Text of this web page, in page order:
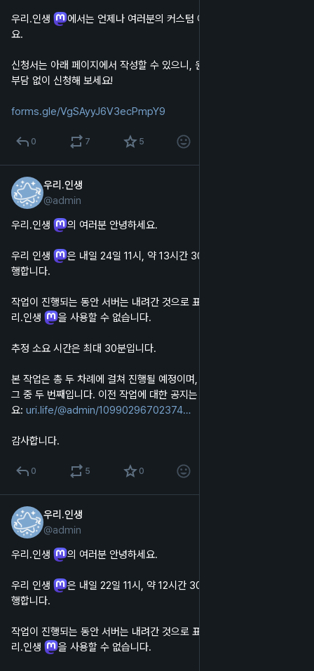
우리.인생
에서는 언제나 여러분의 커스텀 에모지를 신청받고 있어
요.
신청서는 아래 페이지에서 작성할 수 있으니, 원하는 에모지가 있었다면
부담 없이 신청해 보세요!
forms.gle/VgSAyyJ6V3ecPmpY9
0 7 5
우리.인생
@admin
우리.인생
의 여러분 안녕하세요.
우리 인생
은 내일 24일 11시, 약 13시간 30분 후에 서버 점검을 진
행합니다.
작업이 진행되는 동안 서버는 내려간 것으로 표시되며, 웹 및 앱에서 우
리.인생
을 사용할 수 없습니다.
추정 소요 시간은 최대 30분입니다.
본 작업은 총 두 차례에 걸쳐 진행될 예정이며, 이번에 진행되는 작업은
그 중 두 번째입니다. 이전 작업에 대한 공지는 다음 링크를 참조해 주세
요: uri.life/@admin/10990296702374
감사합니다.
0 5 0
우리.인생
@admin
우리.인생
의 여러분 안녕하세요.
우리 인생
은 내일 22일 11시, 약 12시간 30분 후에 서버 점검을 진
행합니다.
작업이 진행되는 동안 서버는 내려간 것으로 표시되며, 웹 및 앱에서 우
리.인생
을 사용할 수 없습니다.